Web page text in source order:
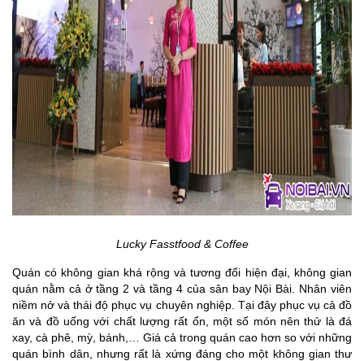
Lucky Fasstfood & Coffee
Quán có không gian khá rộng và tương đối hiện đại, không gian
quán nằm cả ở tầng 2 và tầng 4 của sân bay Nội Bài. Nhân viên
niềm nở và thái độ phục vụ chuyên nghiệp. Tại đây phục vụ cả đồ
ăn và đồ uống với chất lượng rất ổn, một số món nên thử là đá
xay, cà phê, mỳ, bánh,… Giá cả trong quán cao hơn so với những
quán bình dân, nhưng rất là xứng đáng cho một không gian thư